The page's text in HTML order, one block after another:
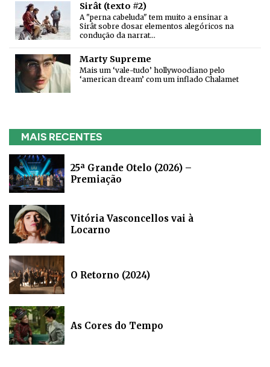
Sirât (texto #2)
A "perna cabeluda" tem muito a ensinar a
Sirât sobre dosar elementos alegóricos na
condução da narrat…
Marty Supreme
Mais um ‘vale-tudo’ hollywoodiano pelo
‘american dream’ com um inflado Chalamet
MAIS RECENTES
25ª Grande Otelo (2026) –
Premiação
Vitória Vasconcellos vai à
Locarno
O Retorno (2024)
As Cores do Tempo